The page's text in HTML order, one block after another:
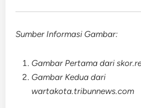
Sumber Informasi Gambar:
Gambar Pertama dari
Gambar Kedua dari
wartakota.tribunnews.com